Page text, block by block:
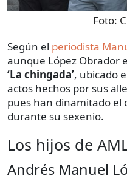
Foto:
Según el periodista
aunque López Obrador
‘La chingada’, ubicado
actos hechos por sus
pues han dinamitado el
durante su sexenio.
Los hijos de
Andrés Manuel